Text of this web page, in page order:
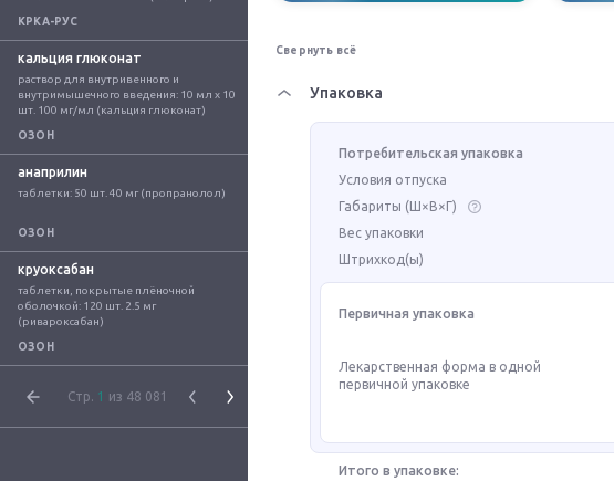
КРКА-РУС
кальция глюконат
раствор для внутривенного и
внутримышечного введения: 10 мл x 10
шт. 100 мг/мл (кальция глюконат)
ОЗОН
анаприлин
таблетки: 50 шт. 40 мг (пропранолол)
ОЗОН
круоксабан
таблетки, покрытые плёночной
оболочкой: 120 шт. 2.5 мг
(ривароксабан)
ОЗОН
Стр. 1 из 48 081
Свернуть всё
Упаковка
Потребительская упаковка
Условия отпуска
Габариты (Ш×В×Г)
Вес упаковки
Штрихкод(ы)
Первичная упаковка
Лекарственная форма в одной
первичной упаковке
Итого в упаковке: